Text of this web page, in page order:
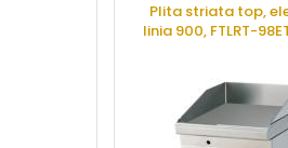
Plita striata top,
linia 900, FTLRT-